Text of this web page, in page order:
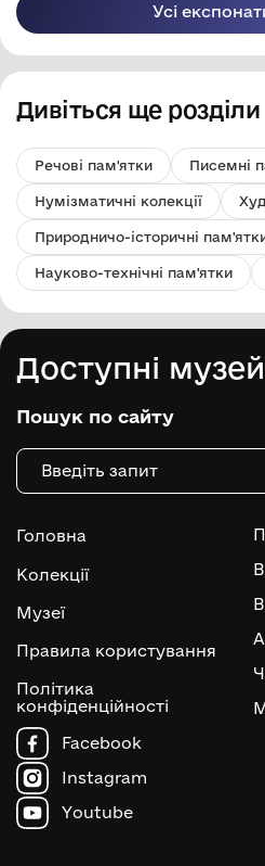
Усі
Дивіться ще розділи
Речові пам'ятки Писемні
Нумізматичні колекції
Природничо-історичні
Науково-технічні пам'ятки
Доступні
Пошук по сайту
Головна
Колекції
Музеї
Правила користування
Політика
конфіденційності
Facebook
Instagram
Youtube